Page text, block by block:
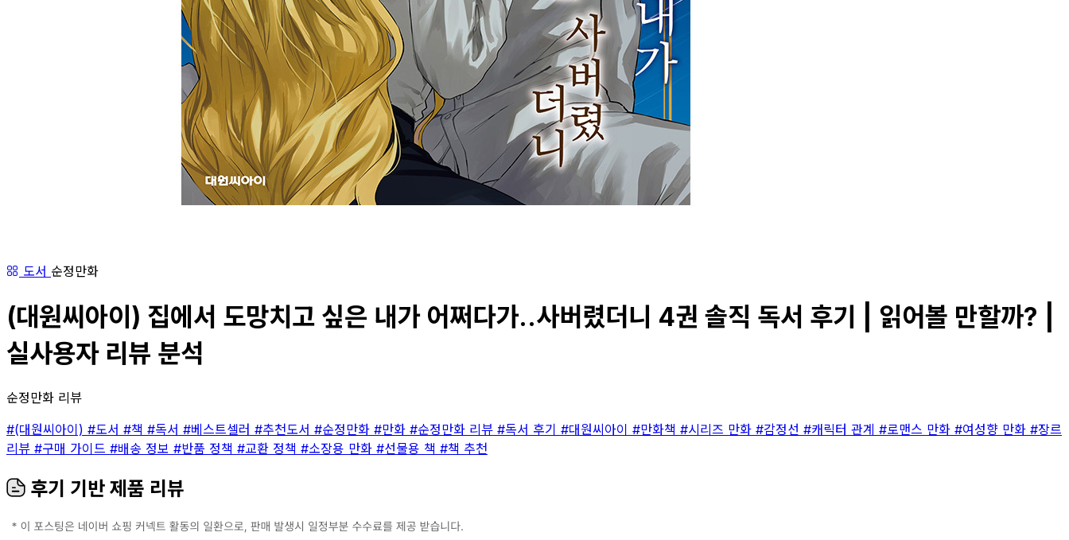
도서 순정만화
(대원씨아이) 집에서 도망치고 싶은 내가 어쩌다가..사버렸더니 4권 솔직 독서 후기 | 읽어볼 만할까? |
실사용자 리뷰 분석
순정만화 리뷰
#(대원씨아이) #도서 #책 #독서 #베스트셀러 #추천도서 #순정만화 #만화 #순정만화 리뷰 #독서 후기 #대원씨아이 #만화책 #시리즈 만화 #감정선 #캐릭터 관계 #로맨스 만화 #여성향 만화 #장르
리뷰 #구매 가이드 #배송 정보 #반품 정책 #교환 정책 #소장용 만화 #선물용 책 #책 추천
후기 기반 제품 리뷰